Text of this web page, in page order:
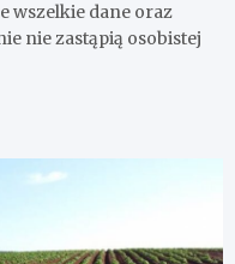
wszelkie dane oraz
nie zastąpią osobistej